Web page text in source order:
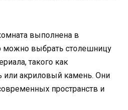
выполнена в
можно выбрать столешницу
такого как
или акриловый камень. Они
пространств и